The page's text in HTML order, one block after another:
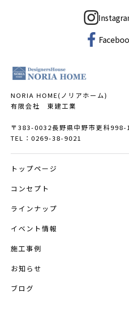
NORIA HOME(ノリアホーム)
有限会社 東建工業
〒383-0032長野県中野市更科998-
TEL：0269-38-9021
トップページ
コンセプト
ラインナップ
イベント情報
施工事例
お知らせ
ブログ